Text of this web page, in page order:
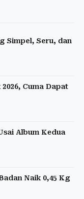
Simpel, Seru, dan
Cuma Dapat
Album Kedua
Naik 0,45 Kg